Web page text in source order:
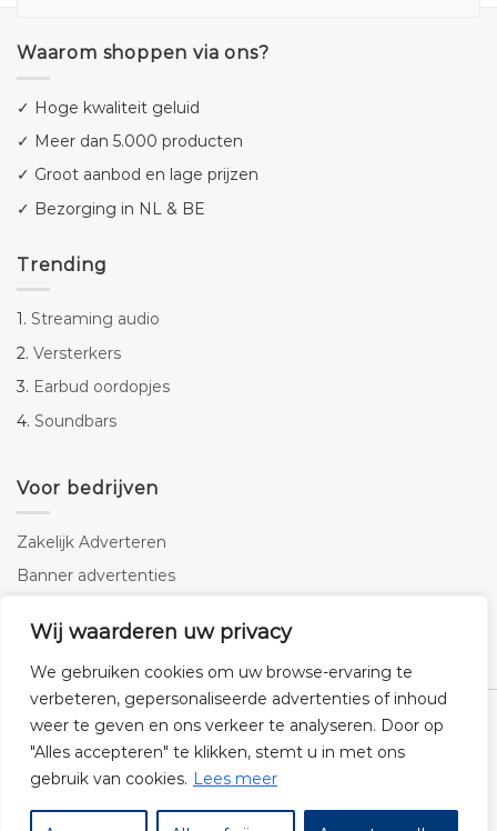
Wij waarderen uw privacy
We gebruiken cookies om uw browse-ervaring te
verbeteren, gepersonaliseerde advertenties of inhoud
weer te geven en ons verkeer te analyseren. Door op
"Alles accepteren" te klikken, stemt u in met ons
gebruik van cookies. Lees meer
Waarom shoppen via ons?
✓ Hoge kwaliteit geluid
✓ Meer dan 5.000 producten
✓ Groot aanbod en lage prijzen
✓ Bezorging in NL & BE
Trending
1. Streaming audio
2. Versterkers
3. Earbud oordopjes
4. Soundbars
Voor bedrijven
Zakelijk Adverteren
Banner advertenties
SEO copywriting